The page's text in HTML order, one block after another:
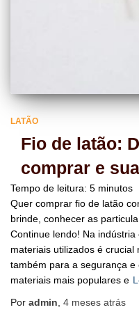
LATÃO
Fio de latão:
comprar e
Tempo de leitura: 5 minutos
Quer comprar fio de latão
brinde, conhecer as
Continue lendo! Na
materiais utilizados é
também para a segurança
materiais mais populares e
Por admin 4 meses atrás